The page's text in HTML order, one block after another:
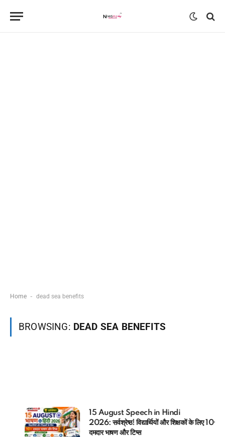
Home - dead sea benefits
BROWSING: DEAD SEA BENEFITS
15 August Speech in Hindi
2026: सर्वश्रेष्ठ! विद्यार्थियों और शिक्षकों के लिए 10+
दमदार भाषण और टिप्स